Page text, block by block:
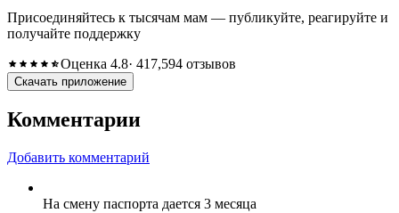
Присоединяйтесь к тысячам мам — публикуйте, реагируйте и
получайте поддержку
Оценка 4.8· 417,594 отзывов
Скачать приложение
Комментарии
Добавить комментарий
На смену паспорта дается 3 месяца